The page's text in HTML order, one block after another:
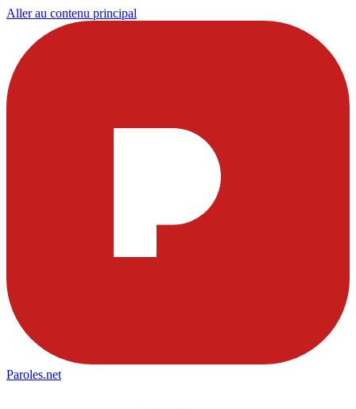
Aller au contenu principal
Paroles.net